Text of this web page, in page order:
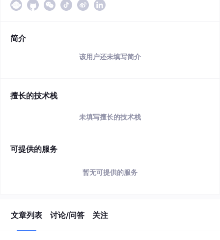
简介
该用户还未填写简介
擅长的技术栈
未填写擅长的技术栈
可提供的服务
暂无可提供的服务
文章列表 讨论/问答 关注